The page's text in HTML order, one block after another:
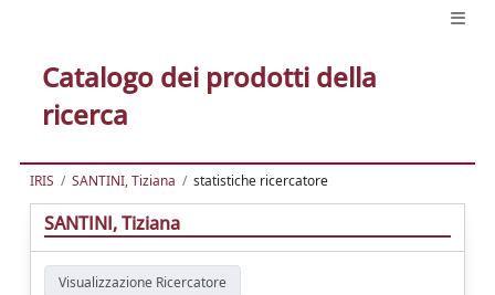
Catalogo dei prodotti della
ricerca
IRIS SANTINI, Tiziana statistiche ricercatore
SANTINI, Tiziana
Visualizzazione Ricercatore